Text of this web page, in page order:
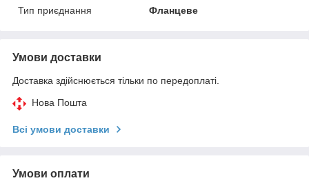
Тип приєднання
Фланцеве
Умови доставки
Доставка здійснюється тільки по передоплаті.
Нова Пошта
Всі умови доставки
Умови оплати